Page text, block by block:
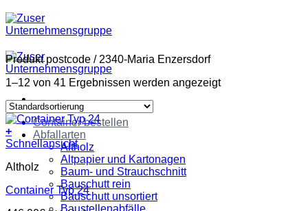
Zum
Inhalt
springen
Container bestellen
Abfallarten
Altholz
Altpapier und Kartonagen
Baum- und Strauchschnitt
Bauschutt rein
Bauschutt unsortiert
Baustellenabfälle
Produkt postcode /2340-Maria Enzersdorf
1–12 von 41 Ergebnissen werden angezeigt
+
Schnellansicht
Altholz
Container Typ 24